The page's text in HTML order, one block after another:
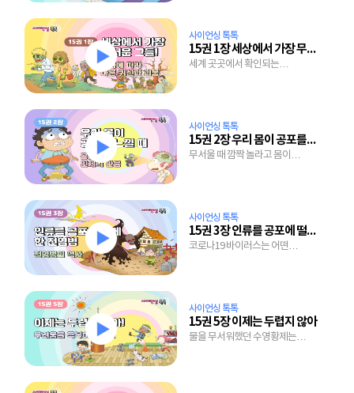
사이언싱 톡톡
15권 1장 세상에서 가장 무서운 그들!
세계 곳곳에서 확인되는
사이언싱 톡톡
15권 2장 우리 몸이 공포를 느낄 때
무서울 때 깜짝 놀라고 몸이
사이언싱 톡톡
15권 3장 인류를 공포에 떨게 한 전염병
코로나19 바이러스는 어떤
사이언싱 톡톡
15권 5장 이제는 두렵지 않아
물을 무서워했던 수영황제는